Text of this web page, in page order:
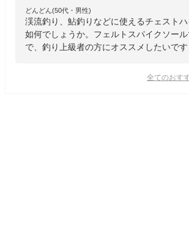
どんどん(50代・男性)
渓流釣り、鮎釣りなどに使えるチェスト
如何でしょうか。フェルトスパイクソー
で、釣り上級者の方にオススメしたいです
全てのおす